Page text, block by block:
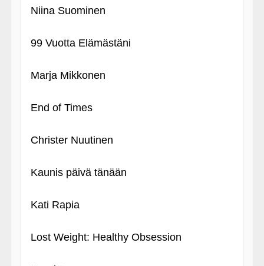
Niina Suominen
99 Vuotta Elämästäni
Marja Mikkonen
End of Times
Christer Nuutinen
Kaunis päivä tänään
Kati Rapia
Lost Weight: Healthy Obsession